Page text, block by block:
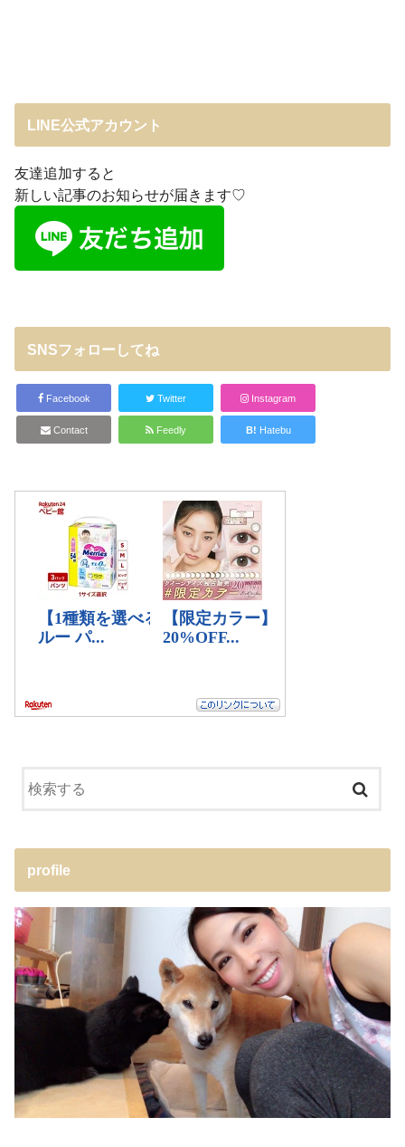
LINE公式アカウント
友達追加すると
新しい記事のお知らせが届きます♡
SNSフォローしてね
Facebook Twitter Instagram
Contact Feedly B! Hatebu
profile